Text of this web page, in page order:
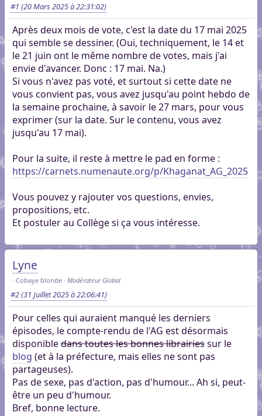
#1 (20 Mars 2025 à 22:31:02)
Après deux mois de vote, c'est la date du 17 mai 2025
qui semble se dessiner. (Oui, techniquement, le 14 et
le 21 juin ont le même nombre de votes, mais j'ai
envie d'avancer. Donc : 17 mai. Na.)
Si vous n'avez pas voté, et surtout si cette date ne
vous convient pas, vous avez jusqu'au point hebdo de
la semaine prochaine, à savoir le 27 mars, pour vous
exprimer (sur la date. Sur le contenu, vous avez
jusqu'au 17 mai).
Pour la suite, il reste à mettre le pad en forme :
https://carnets.numenaute.org/p/Khaganat_AG_2025
Vous pouvez y rajouter vos questions, envies,
propositions, etc.
Et postuler au Collège si ça vous intéresse.
Lyne
Cobaye blonde Modérateur Global
#2(31 Juillet 2025 à 22:06:41)
Pour celles qui auraient manqué les derniers
épisodes, le compte-rendu de l'AG est désormais
disponibledans toutes les bonnes librairiessur le
blog (et à la préfecture, mais elles ne sont pas
partageuses).
Pas de sexe, pas d'action, pas d'humour... Ah si, peut-
être un peu d'humour.
Bref, bonne lecture.